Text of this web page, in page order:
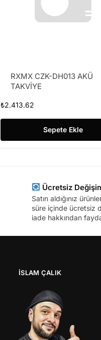
RXMX CZK-DH013 AKÜ
TAKVİYE
₺2.413.62
Sepete Ekle
Ücretsiz
Satın aldığınız
süre içinde ücretsiz
iade hakkından
İSLAM ÇALIK